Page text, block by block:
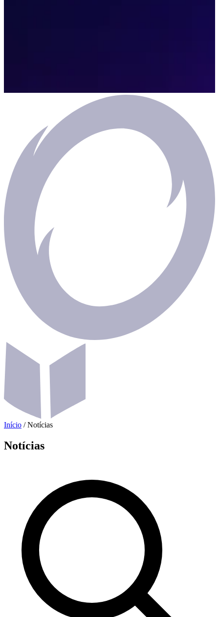
Início / Notícias
Notícias